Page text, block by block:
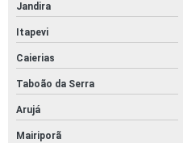
Jandira
Itapevi
Caierias
Taboão da Serra
Arujá
Mairiporã